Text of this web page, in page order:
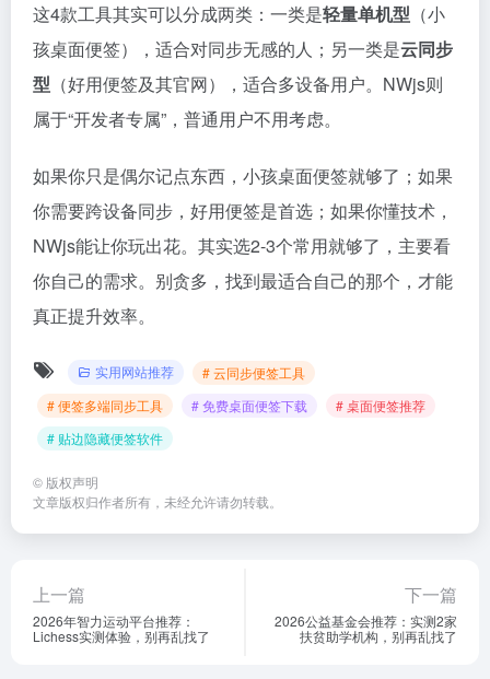
这4款工具其实可以分成两类：一类是轻量单机型 （小
孩桌面便签），适合对同步无感的人；另一类是云同步
型 （好用便签及其官网），适合多设备用户。NWjs则
属于“开发者专属”，普通用户不用考虑。
如果你只是偶尔记点东西，小孩桌面便签就够了；如果
你需要跨设备同步，好用便签是首选；如果你懂技术，
NWjs能让你玩出花。其实选2-3个常用就够了，主要看
你自己的需求。别贪多，找到最适合自己的那个，才能
真正提升效率。
实用网站推荐
# 云同步便签工具
# 便签多端同步工具
# 免费桌面便签下载
# 桌面便签推荐
# 贴边隐藏便签软件
© 版权声明
文章版权归作者所有，未经允许请勿转载。
上一篇
2026年智力运动平台推荐：
Lichess实测体验，别再乱找了
下一篇
2026公益基金会推荐：实测2家
扶贫助学机构，别再乱找了